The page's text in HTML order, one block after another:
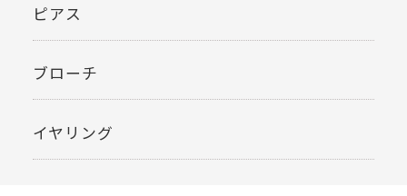
ピアス
ブローチ
イヤリング